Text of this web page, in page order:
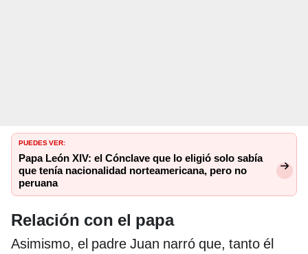
PUEDES VER:
Papa León XIV: el Cónclave que lo eligió solo sabía
que tenía nacionalidad norteamericana, pero no
peruana
Relación con el papa
Asimismo, el padre Juan narró que, tanto él